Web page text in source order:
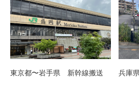
東京都〜岩手県 新幹線搬送 兵庫